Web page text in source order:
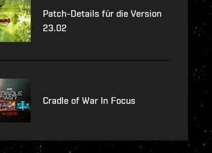
Patch-Details für die Version
23.02
Cradle of War In Focus